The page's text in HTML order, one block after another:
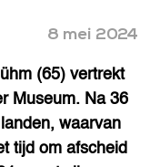
8 mei 2024
(65) vertrekt
Museum. Na 36
waarvan
tijd om afscheid